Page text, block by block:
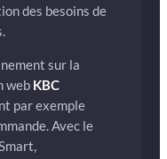
des besoins de
sur la
web KBC
par exemple
Avec le